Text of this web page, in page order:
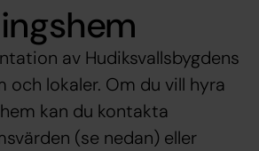
av Hudiksvallsbygdens
och lokaler. Om du vill hyra
kan du kontakta
(se nedan) eller